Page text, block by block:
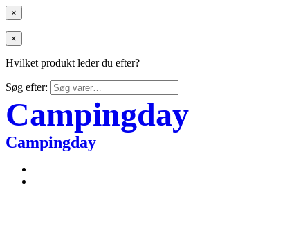
×
×
Hvilket produkt leder du efter?
Søg efter:
Campingday
Campingday